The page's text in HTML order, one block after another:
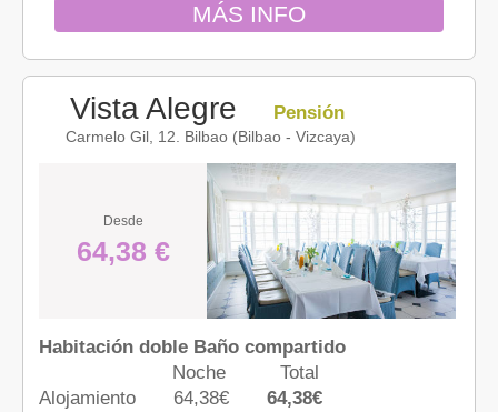
MÁS INFO
Vista Alegre Pensión
Carmelo Gil, 12. Bilbao (Bilbao - Vizcaya)
Desde
64,38 €
Habitación doble Baño compartido
Noche
Total
Alojamiento
64,38€
64,38€